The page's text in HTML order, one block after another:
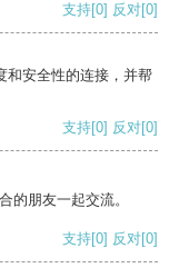
支持[0] 反对[0]
和安全性的连接，并帮
支持[0] 反对[0]
的朋友一起交流。
支持[0] 反对[0]